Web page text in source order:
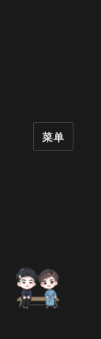
菜单